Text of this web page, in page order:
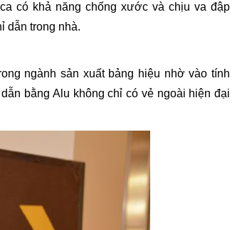
có khả năng chống xước và chịu va đập
dẫn trong nhà.
ngành sản xuất bảng hiệu nhờ vào tính
bằng Alu không chỉ có vẻ ngoài hiện đại